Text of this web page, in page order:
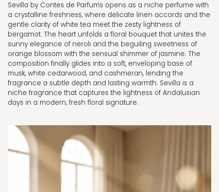
Sevilla by Contes de Parfums opens as a niche perfume with
a crystalline freshness, where delicate linen accords and the
gentle clarity of white tea meet the zesty lightness of
bergamot. The heart unfolds a floral bouquet that unites the
sunny elegance of neroli and the beguiling sweetness of
orange blossom with the sensual shimmer of jasmine. The
composition finally glides into a soft, enveloping base of
musk, white cedarwood, and cashmeran, lending the
fragrance a subtle depth and lasting warmth. Sevilla is a
niche fragrance that captures the lightness of Andalusian
days in a modern, fresh floral signature.